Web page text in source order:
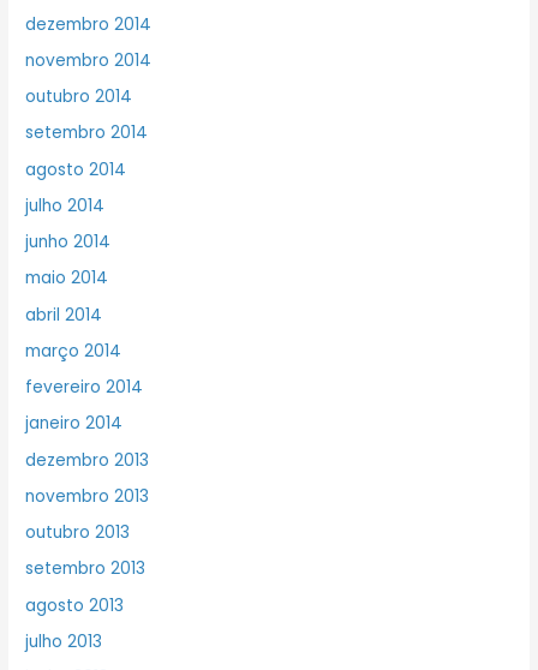
dezembro 2014
novembro 2014
outubro 2014
setembro 2014
agosto 2014
julho 2014
junho 2014
maio 2014
abril 2014
março 2014
fevereiro 2014
janeiro 2014
dezembro 2013
novembro 2013
outubro 2013
setembro 2013
agosto 2013
julho 2013